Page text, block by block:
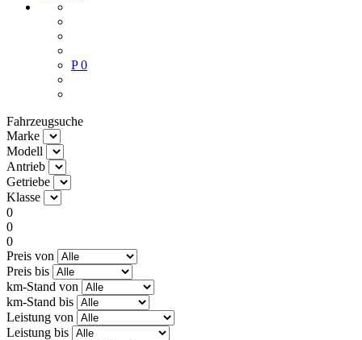
P 0
Fahrzeugsuche
Marke
Modell
Antrieb
Getriebe
Klasse
0
0
0
Preis von
Preis bis
km-Stand von
km-Stand bis
Leistung von
Leistung bis